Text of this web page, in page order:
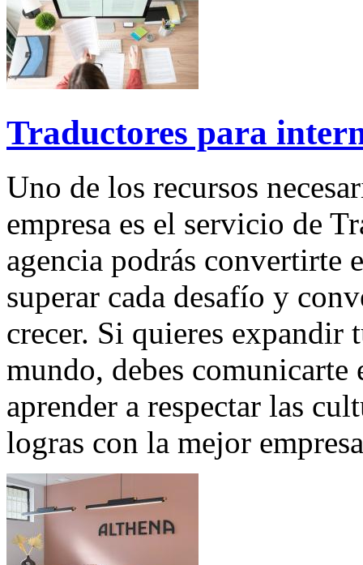
Traductores para
Uno de los recursos
empresa es el servicio de
agencia podrás convertirte
superar cada desafío y
crecer. Si quieres expandir
mundo, debes
aprender a respectar las
logras con la mejor